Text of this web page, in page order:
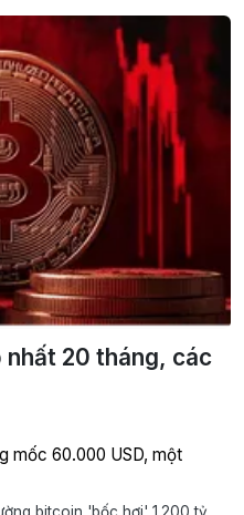
20 tháng, các
mốc 60.000 USD, một
bitcoin 'bốc hơi' 1.200 tỷ